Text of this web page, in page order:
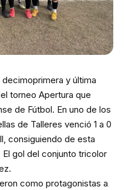
y última
torneo Apertura que
de Fútbol. En uno de los
de Talleres venció 1 a 0
consiguiendo de esta
gol del conjunto tricolor
como protagonistas a